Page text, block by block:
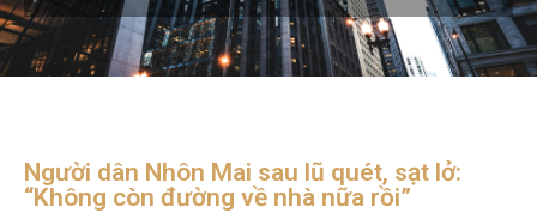
Người dân Nhôn Mai sau lũ quét, sạt lở:
“Không còn đường về nhà nữa rồi”